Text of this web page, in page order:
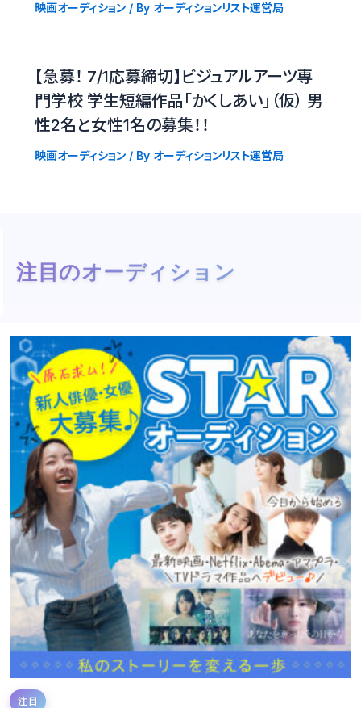
映画オーディション/ By オーディションリスト運営局
【急募！ 7/1応募締切】ビジュアルアーツ専
門学校 学生短編作品「かくしあい」（仮） 男
性2名と女性1名の募集！！
映画オーディション/ By オーディションリスト運営局
注目のオーディション
注目